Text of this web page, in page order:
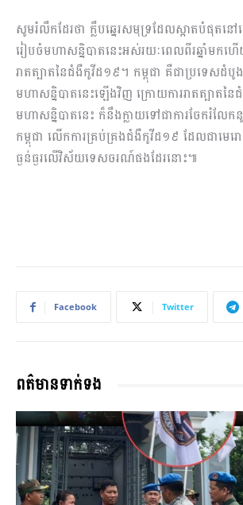
សូមរំលឹកដែរថា ក្លឹបឆ្នេរសមុទ្រដែលស្អាតបំផុត
រៀបចំ​មហាសន្និបាត​នេះអស់រយៈពេលពីរឆ្នាំមកហ
រាតត្បាត​នៃ​ជំងឺ​កូវីដ១៩។ កម្ពុជា គឺជាប្រទេសដំ
មហាសន្និបាតនេះឡើងវិញ ក្រោយការរាត​ត្បាតនៃ
មហាសន្និបាតនេះ ក៏នឹងក្លាយទៅជាការចែករំល
កម្ពុជា លើកការគ្រប់គ្រងជំងឺកូវីដ១៩ ដែលជាមេរោ
ធ្ងន់ធ្ងរលើវិស័យទេសចរណ៍ផងដែរនោះ៕
Facebook Twitter
ពត៌មានទាក់ទង